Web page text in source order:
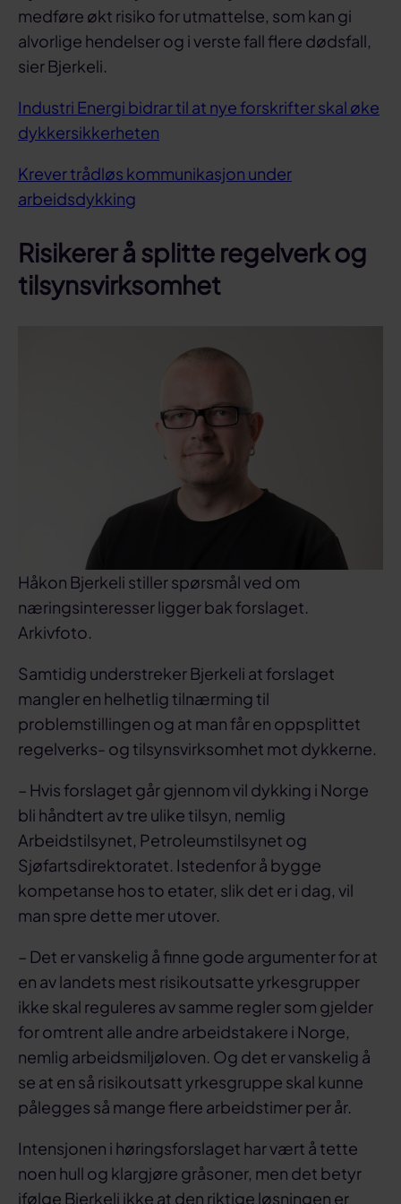
medføre økt risiko for utmattelse, som kan gi
alvorlige hendelser og i verste fall flere dødsfall,
sier Bjerkeli.
Industri Energi bidrar til at nye forskrifter skal øke
dykkersikkerheten
Krever trådløs kommunikasjon under
arbeidsdykking
Risikerer å splitte regelverk og
tilsynsvirksomhet
Håkon Bjerkeli stiller spørsmål ved om
næringsinteresser ligger bak forslaget.
Arkivfoto.
Samtidig understreker Bjerkeli at forslaget
mangler en helhetlig tilnærming til
problemstillingen og at man får en oppsplittet
regelverks- og tilsynsvirksomhet mot dykkerne.
– Hvis forslaget går gjennom vil dykking i Norge
bli håndtert av tre ulike tilsyn, nemlig
Arbeidstilsynet, Petroleumstilsynet og
Sjøfartsdirektoratet. Istedenfor å bygge
kompetanse hos to etater, slik det er i dag, vil
man spre dette mer utover.
– Det er vanskelig å finne gode argumenter for at
en av landets mest risikoutsatte yrkesgrupper
ikke skal reguleres av samme regler som gjelder
for omtrent alle andre arbeidstakere i Norge,
nemlig arbeidsmiljøloven. Og det er vanskelig å
se at en så risikoutsatt yrkesgruppe skal kunne
pålegges så mange flere arbeidstimer per år.
Intensjonen i høringsforslaget har vært å tette
noen hull og klargjøre gråsoner, men det betyr
ifølge Bjerkeli ikke at den riktige løsningen er